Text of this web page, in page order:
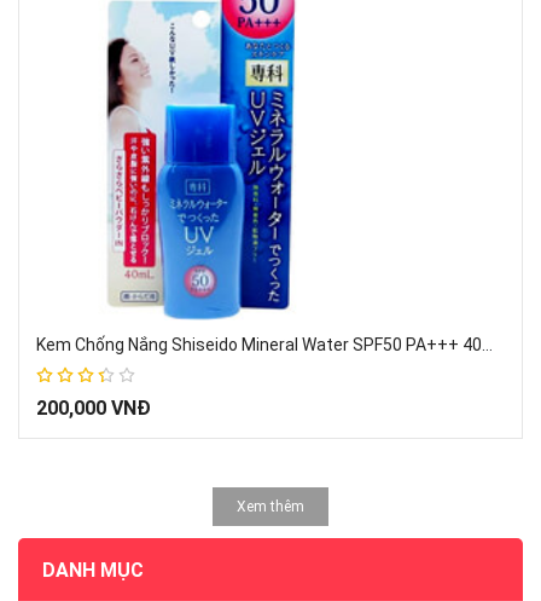
67%
200,000 VNĐ
Xem thêm
DANH MỤC